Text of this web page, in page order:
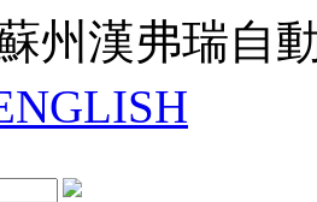
州漢弗瑞自